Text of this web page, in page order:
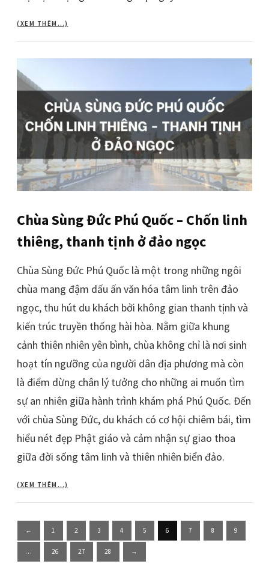
(XEM THÊM…)
Chùa Sùng Đức Phú Quốc – Chốn linh
thiêng, thanh tịnh ở đảo ngọc
Chùa Sùng Đức Phú Quốc là một trong những ngôi
chùa mang đậm dấu ấn văn hóa tâm linh trên đảo
ngọc, thu hút du khách bởi không gian thanh tịnh và
kiến trúc truyền thống hài hòa. Nằm giữa khung
cảnh thiên nhiên yên bình, chùa không chỉ là nơi sinh
hoạt tín ngưỡng của người dân địa phương mà còn
là điểm dừng chân lý tưởng cho những ai muốn tìm
sự an nhiên giữa hành trình khám phá Phú Quốc. Đến
với chùa Sùng Đức, du khách có cơ hội chiêm bái, tìm
hiểu nét đẹp Phật giáo và cảm nhận sự giao thoa
giữa đời sống tâm linh và thiên nhiên biển đảo.
(XEM THÊM…)
Posts
pagination
← 1 2 3 4 5 6 7 8 9
… 26 27 28 →